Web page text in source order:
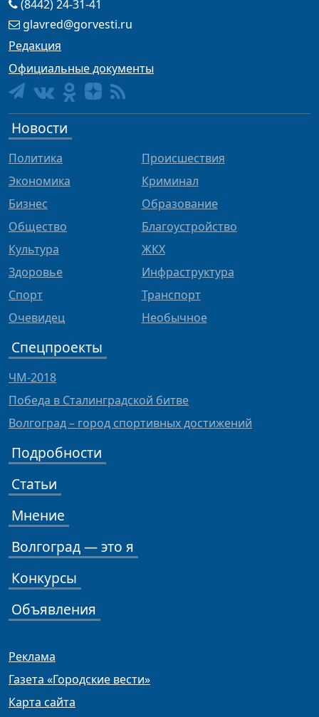
(8442) 24-31-41
glavred@gorvesti.ru
Редакция
Официальные документы
Новости
Политика
Экономика
Бизнес
Общество
Культура
Здоровье
Спорт
Очевидец
Происшествия
Криминал
Образование
Благоустройство
ЖКХ
Инфраструктура
Транспорт
Необычное
Спецпроекты
ЧМ-2018
Победа в Сталинградской битве
Волгоград – город спортивных достижений
Подробности
Статьи
Мнение
Волгоград — это я
Конкурсы
Объявления
Реклама
Газета «Городские вести»
Карта сайта